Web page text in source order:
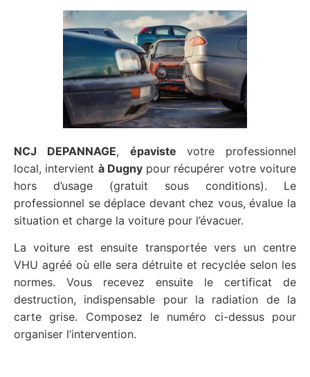
NCJ DEPANNAGE, épaviste votre professionnel
local, intervient à Dugnypour récupérer votre voiture
hors d’usage (gratuit sous conditions). Le
professionnel se déplace devant chez vous, évalue la
situation et charge la voiture pour l’évacuer.
La voiture est ensuite transportée vers un centre
VHU agréé où elle sera détruite et recyclée selon les
normes. Vous recevez ensuite le certificat de
destruction, indispensable pour la radiation de la
carte grise. Composez le numéro ci-dessus pour
organiser l’intervention.